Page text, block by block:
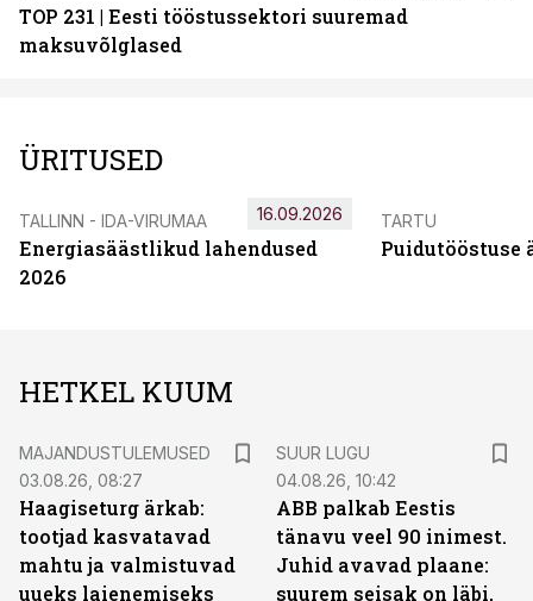
TOP 231 | Eesti tööstussektori suuremad
maksuvõlglased
ÜRITUSED
TALLINN - IDA-VIRUMAA
Energiasäästlikud lahendused
2026
16.09.2026 TARTU
Puidutööstuse
HETKEL KUUM
MAJANDUSTULEMUSED
03.08.26, 08:27
Haagiseturg ärkab:
tootjad kasvatavad
mahtu ja valmistuvad
uueks laienemiseks
SUUR LUGU
04.08.26, 10:42
ABB palkab Eestis
tänavu veel 90 inimest.
Juhid avavad plaane:
suurem seisak on läbi,